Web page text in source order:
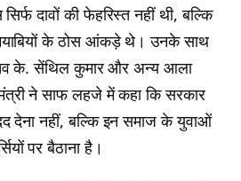
दावों की फेहरिस्त नहीं थी, बल्कि
के ठोस आंकड़े थे। उनके साथ
के. सेंथिल कुमार और अन्य आला
ने साफ लहजे में कहा कि सरकार
देना नहीं, बल्कि इन समाज के युवाओं
पर बैठाना है।